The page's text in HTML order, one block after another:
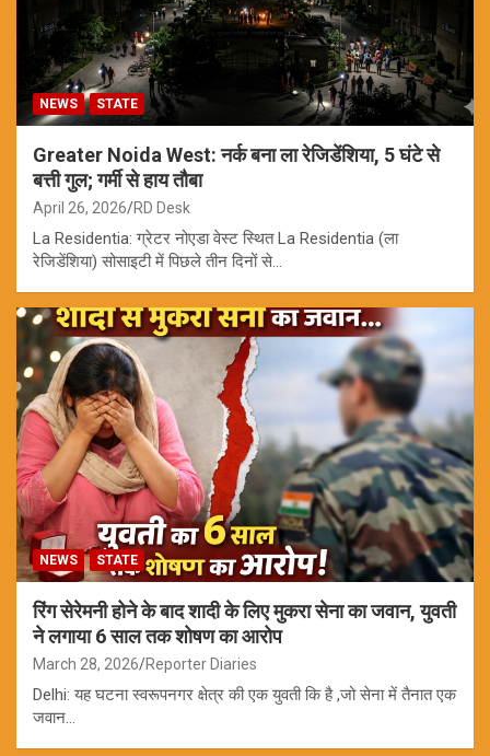
NEWS STATE
Greater Noida West: नर्क बना ला रेजिडेंशिया, 5 घंटे से
बत्ती गुल; गर्मी से हाय तौबा
April 26, 2026 RD Desk
La Residentia: ग्रेटर नोएडा वेस्ट स्थित La Residentia (ला
रेजिडेंशिया) सोसाइटी में पिछले तीन दिनों से…
NEWS STATE
रिंग सेरेमनी होने के बाद शादी के लिए मुकरा सेना का जवान, युवती
ने लगाया 6 साल तक शोषण का आरोप
March 28, 2026 Reporter Diaries
Delhi: यह घटना स्वरूपनगर क्षेत्र की एक युवती कि है ,जो सेना में तैनात एक
जवान…